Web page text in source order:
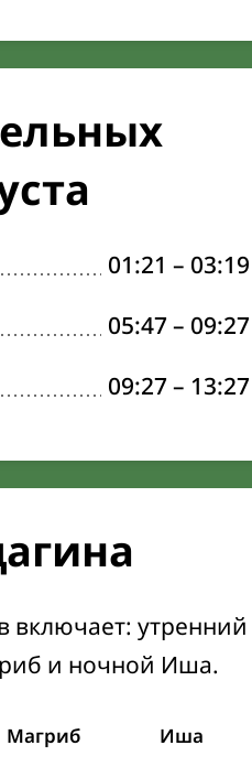
01:21 – 03:19
05:47– 09:27
09:27– 13:27
включает: утренний
и ночной Иша.
Магриб Иша